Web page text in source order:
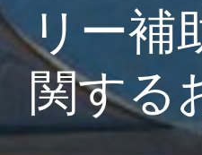
リー補
関する